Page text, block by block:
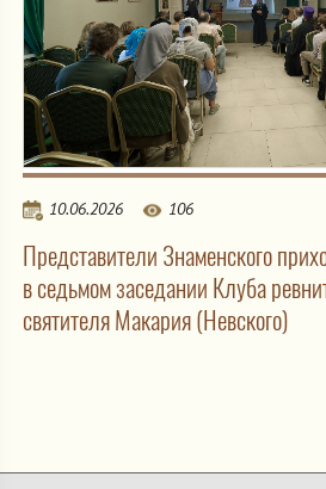
10.06.2026 106
Представители Знаменского
в седьмом заседании Клуба
святителя Макария (Невского)